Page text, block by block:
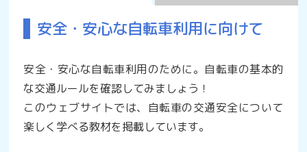
安全・安心な自転車利用に向けて
安全・安心な自転車利用のために。自転車の基本的
な交通ルールを確認してみましょう！
このウェブサイトでは、自転車の交通安全について
楽しく学べる教材を掲載しています。